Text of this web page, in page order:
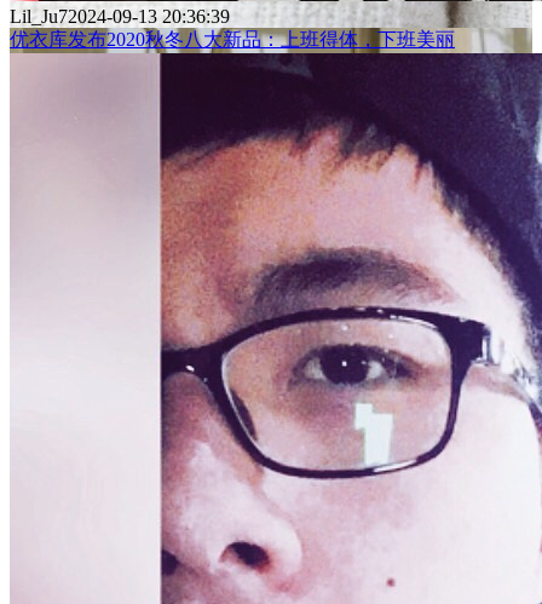
Lil_Ju72024-09-13 20:36:39
优衣库发布2020秋冬八大新品：上班得体，下班美丽